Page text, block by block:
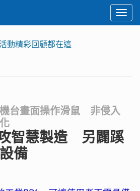
動精彩回顧都在這
台畫面操作滑鼠 非侵入
智慧製造 另闢蹊
備